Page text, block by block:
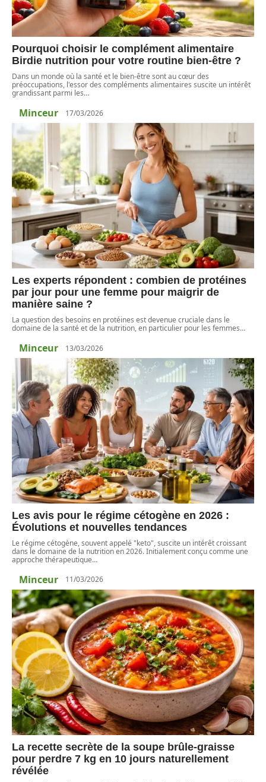
Pourquoi choisir le complément alimentaire
Birdie nutrition pour votre routine bien-être ?
Dans un monde où la santé et le bien-être sont au cœur des
préoccupations, l'essor des compléments alimentaires suscite un intérêt
grandissant parmi les…
Minceur 17/03/2026
Les experts répondent : combien de protéines
par jour pour une femme pour maigrir de
manière saine ?
La question des besoins en protéines est devenue cruciale dans le
domaine de la santé et de la nutrition, en particulier pour les femmes…
Minceur 13/03/2026
Les avis pour le régime cétogène en 2026 :
Évolutions et nouvelles tendances
Le régime cétogène, souvent appelé "keto", suscite un intérêt croissant
dans le domaine de la nutrition en 2026. Initialement conçu comme une
approche thérapeutique…
Minceur 11/03/2026
La recette secrète de la soupe brûle-graisse
pour perdre 7 kg en 10 jours naturellement
révélée